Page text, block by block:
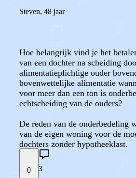
Steven, 48 jaar
Hoe belangrijk vind je het
van een dochter na scheiding
alimentatieplichtige ouder
bovenwettelijke alimentatie
voor meer dan een ton is
echtscheiding van de ouders?
De reden van de onderbedeling
van de eigen woning voor de
dochters zonder hypotheeklast.
0 3